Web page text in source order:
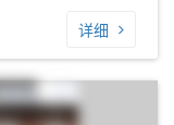
详细